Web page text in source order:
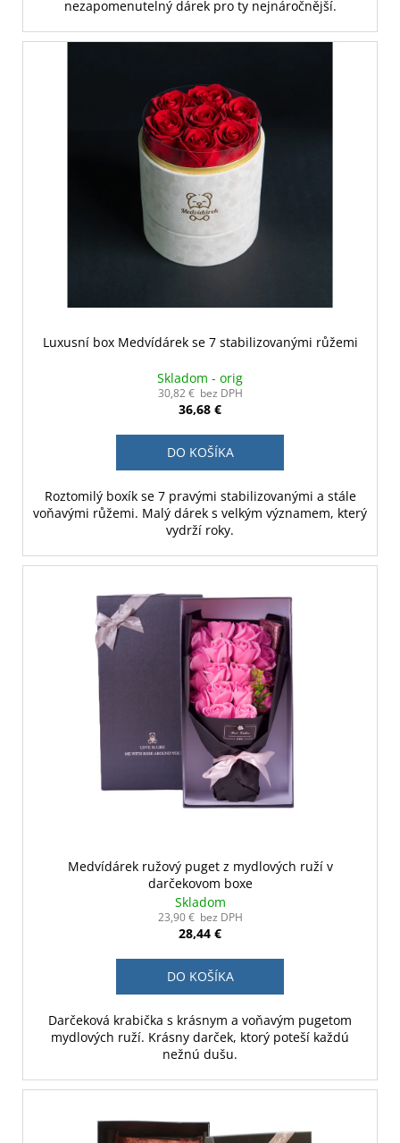
nezapomenutelný dárek pro ty nejnáročnější.
Luxusní box Medvídárek se 7 stabilizovanými růžemi
Skladom - orig
30,82 € bez DPH
36,68 €
DO KOŠÍKA
Roztomilý boxík se 7 pravými stabilizovanými a stále
voňavými růžemi. Malý dárek s velkým významem, který
vydrží roky.
Medvídárek ružový puget z mydlových ruží v
darčekovom boxe
Skladom
23,90 € bez DPH
28,44 €
DO KOŠÍKA
Darčeková krabička s krásnym a voňavým pugetom
mydlových ruží. Krásny darček, ktorý poteší každú
nežnú dušu.